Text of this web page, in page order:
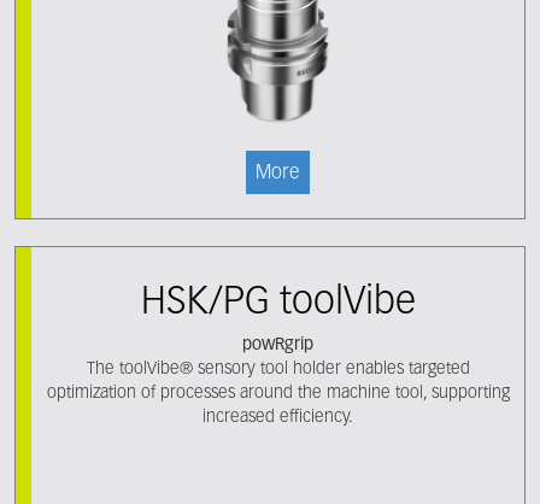
More
HSK/PG toolVibe
powRgrip
The toolVibe® sensory tool holder enables targeted
optimization of processes around the machine tool, supporting
increased efficiency.